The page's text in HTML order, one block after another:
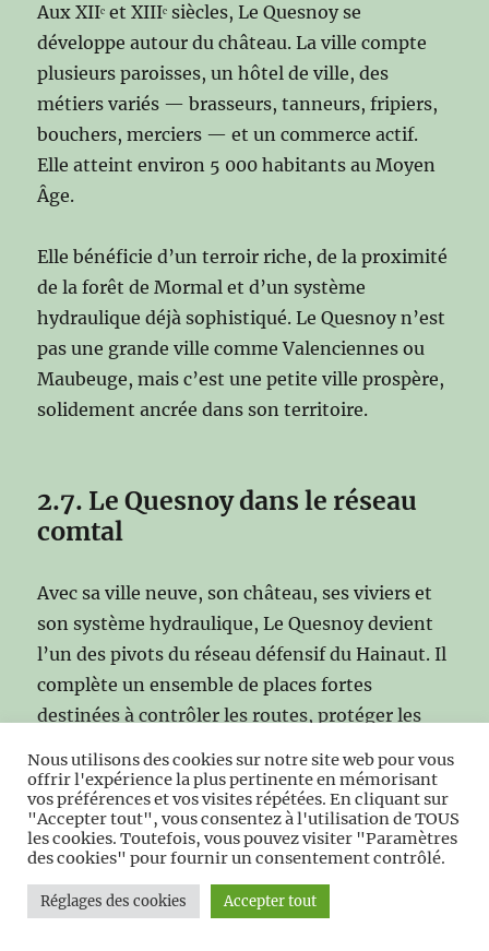
Aux XIIᵉ et XIIIᵉ siècles, Le Quesnoy se
développe autour du château. La ville compte
plusieurs paroisses, un hôtel de ville, des
métiers variés — brasseurs, tanneurs, fripiers,
bouchers, merciers — et un commerce actif.
Elle atteint environ 5 000 habitants au Moyen
Âge.
Elle bénéficie d’un terroir riche, de la proximité
de la forêt de Mormal et d’un système
hydraulique déjà sophistiqué. Le Quesnoy n’est
pas une grande ville comme Valenciennes ou
Maubeuge, mais c’est une petite ville prospère,
solidement ancrée dans son territoire.
2.7. Le Quesnoy dans le réseau
comtal
Avec sa ville neuve, son château, ses viviers et
son système hydraulique, Le Quesnoy devient
l’un des pivots du réseau défensif du Hainaut. Il
complète un ensemble de places fortes
destinées à contrôler les routes, protéger les
structurer le territoire.
Dès le XIIᵉ siècle, Le Quesnoy est donc bien plus
qu’une ville : c’est un outil politique, un
instrument militaire et un symbole de
Nous utilisons des cookies sur notre site web pour vous
offrir l'expérience la plus pertinente en mémorisant
vos préférences et vos visites répétées. En cliquant sur
"Accepter tout", vous consentez à l'utilisation de TOUS
les cookies. Toutefois, vous pouvez visiter "Paramètres
des cookies" pour fournir un consentement contrôlé.
Réglages des cookies Accepter tout